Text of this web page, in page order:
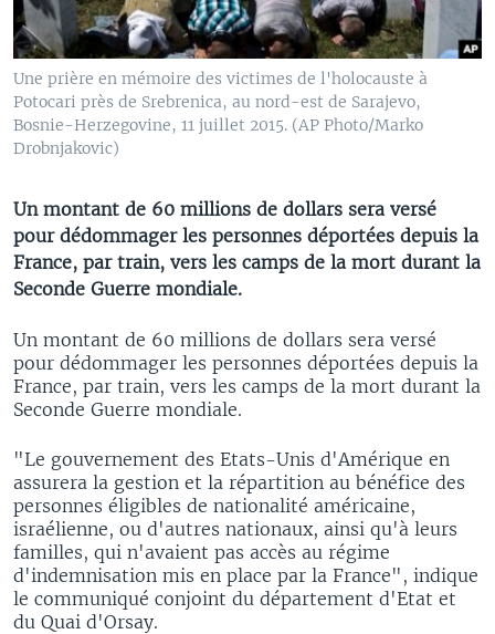
Une prière en mémoire des victimes de l'holocauste à
Potocari près de Srebrenica, au nord-est de Sarajevo,
Bosnie-Herzegovine, 11 juillet 2015. (AP Photo/Marko
Drobnjakovic)
Un montant de 60 millions de dollars sera versé
pour dédommager les personnes déportées depuis la
France, par train, vers les camps de la mort durant la
Seconde Guerre mondiale.
Un montant de 60 millions de dollars sera versé
pour dédommager les personnes déportées depuis la
France, par train, vers les camps de la mort durant la
Seconde Guerre mondiale.
"Le gouvernement des Etats-Unis d'Amérique en
assurera la gestion et la répartition au bénéfice des
personnes éligibles de nationalité américaine,
israélienne, ou d'autres nationaux, ainsi qu'à leurs
familles, qui n'avaient pas accès au régime
d'indemnisation mis en place par la France", indique
le communiqué conjoint du département d'Etat et
du Quai d'Orsay.